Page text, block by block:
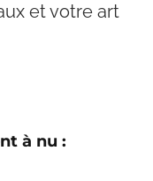
et votre art
à nu :